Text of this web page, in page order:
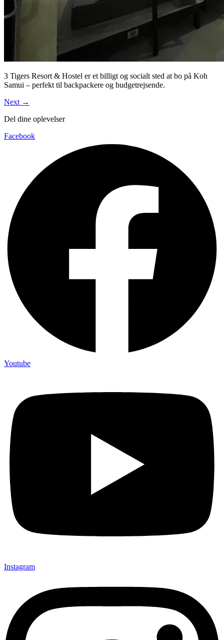
3 Tigers Resort & Hostel er et billigt og socialt sted at bo på Koh
Samui – perfekt til backpackere og budgetrejsende.
Next →
Del dine oplevelser
Facebook
Youtube
Instagram